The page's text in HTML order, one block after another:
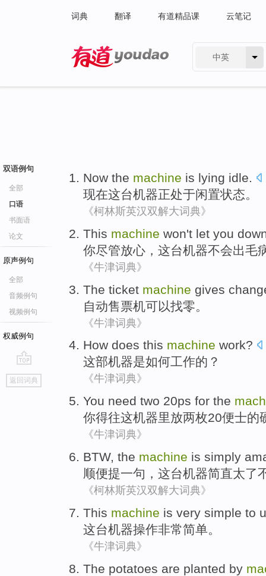
词典 翻译 有道精品课 云笔记
中英
双语例句
全部
口语
书面语
论文
原声例句
全部
音频例句
视频例句
权威例句
go
top
返回词典
Now the machine is lying idle.
现在这台机器正处于闲置状态。
《柯林斯英汉双解大词典》
This machine won't let you
你尽管放心， 这台机器不会出毛
《牛津词典》
The ticket machine gives
自动售票机可以找零。
《牛津词典》
How does this machine work?
这部机器是如何工作的？
《牛津词典》
You need two 20ps for the
你得往这机器里放两枚20便士的
《牛津词典》
BTW, the machine is simply
顺便提一句 ， 这台机器简直太了
《柯林斯英汉双解大词典》
This machine is very simple to
这台机器操作非常简单。
《牛津词典》
The potatoes are planted by